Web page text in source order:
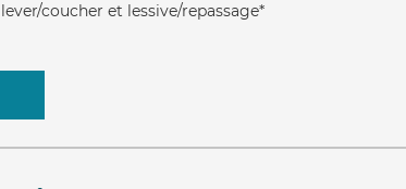
lever/coucher et lessive/repassage*